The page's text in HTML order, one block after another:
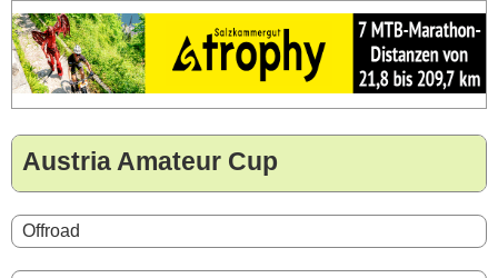
Austria Amateur Cup
Offroad